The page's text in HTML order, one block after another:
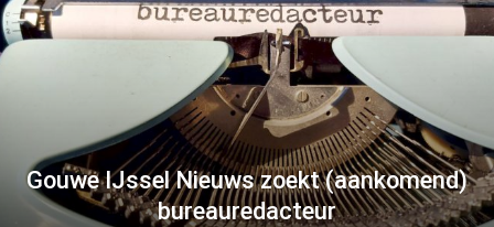
Gouwe IJssel Nieuws zoekt (aankomend)
bureauredacteur